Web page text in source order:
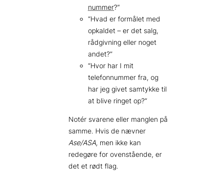
nummer?”
“Hvad er formålet med
opkaldet – er det salg,
rådgivning eller noget
andet?”
“Hvor har I mit
telefonnummer fra, og
har jeg givet samtykke til
at blive ringet op?”
Notér svarene eller manglen på
samme. Hvis de nævner
Ase/ASA, men ikke kan
redegøre for ovenstående, er
det et rødt flag.